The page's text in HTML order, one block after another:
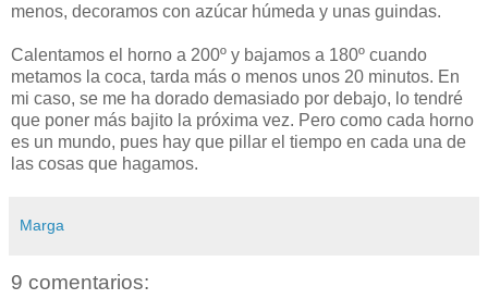
menos, decoramos con azúcar húmeda y unas guindas.
Calentamos el horno a 200º y bajamos a 180º cuando
metamos la coca, tarda más o menos unos 20 minutos. En
mi caso, se me ha dorado demasiado por debajo, lo tendré
que poner más bajito la próxima vez. Pero como cada horno
es un mundo, pues hay que pillar el tiempo en cada una de
las cosas que hagamos.
Marga
9 comentarios: